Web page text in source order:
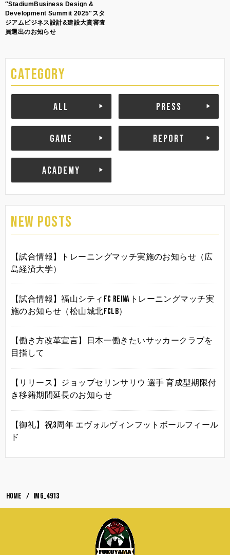
″StadiumBusiness Design &
Development Summit 2025″スタ
ジアムビジネス設計&建設大賞審査
員選出のお知らせ
CATEGORY
ALL PRESS
GAME REPORT
ACADEMY
NEW POSTS
【試合情報】トレーニングマッチ実施のお知らせ（広
島経済大学）
【試合情報】福山シティFC Reinaトレーニングマッチ実
施のお知らせ（松山城北FCLB）
【働き方改革宣言】日本一働きたいサッカークラブを
目指して
【リリース】ジョップセリンサリウ 選手 育成型期限付
き移籍期間延長のお知らせ
【御礼】祝3周年 エヴォルヴィンフットボールフィール
ド
HOME IMG_4913